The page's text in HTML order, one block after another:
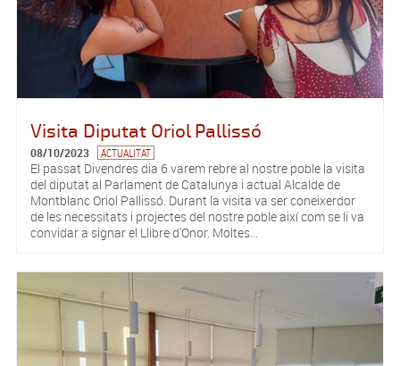
Visita Diputat Oriol Pallissó
08/10/2023 ACTUALITAT
El passat Divendres dia 6 varem rebre al nostre poble la visita
del diputat al Parlament de Catalunya i actual Alcalde de
Montblanc Oriol Pallissó. Durant la visita va ser coneixerdor
de les necessitats i projectes del nostre poble així com se li va
convidar a signar el Llibre d'Onor. Moltes...